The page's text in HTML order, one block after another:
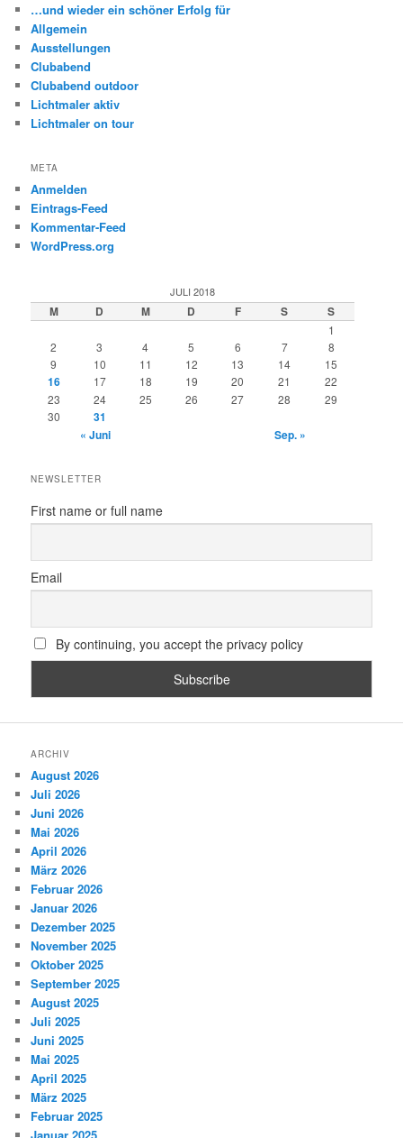
n
…und wieder ein schöner Erfolg für
Allgemein
Ausstellungen
Clubabend
Clubabend outdoor
Lichtmaler aktiv
Lichtmaler on tour
META
Anmelden
Eintrags-Feed
Kommentar-Feed
WordPress.org
JULI 2018
M D M D F S S
1
2
3 4 5 6 7
8
9
10 11 12 13 14 15
16 17 18 19 20 21
22
23
24 25 26 27 28
29
30
31
« Juni
Sep. »
NEWSLETTER
First name or full name
Email
By continuing, you accept the privacy policy
ARCHIV
August 2026
Juli 2026
Juni 2026
Mai 2026
April 2026
März 2026
Februar 2026
Januar 2026
Dezember 2025
November 2025
Oktober 2025
September 2025
August 2025
Juli 2025
Juni 2025
Mai 2025
April 2025
März 2025
Februar 2025